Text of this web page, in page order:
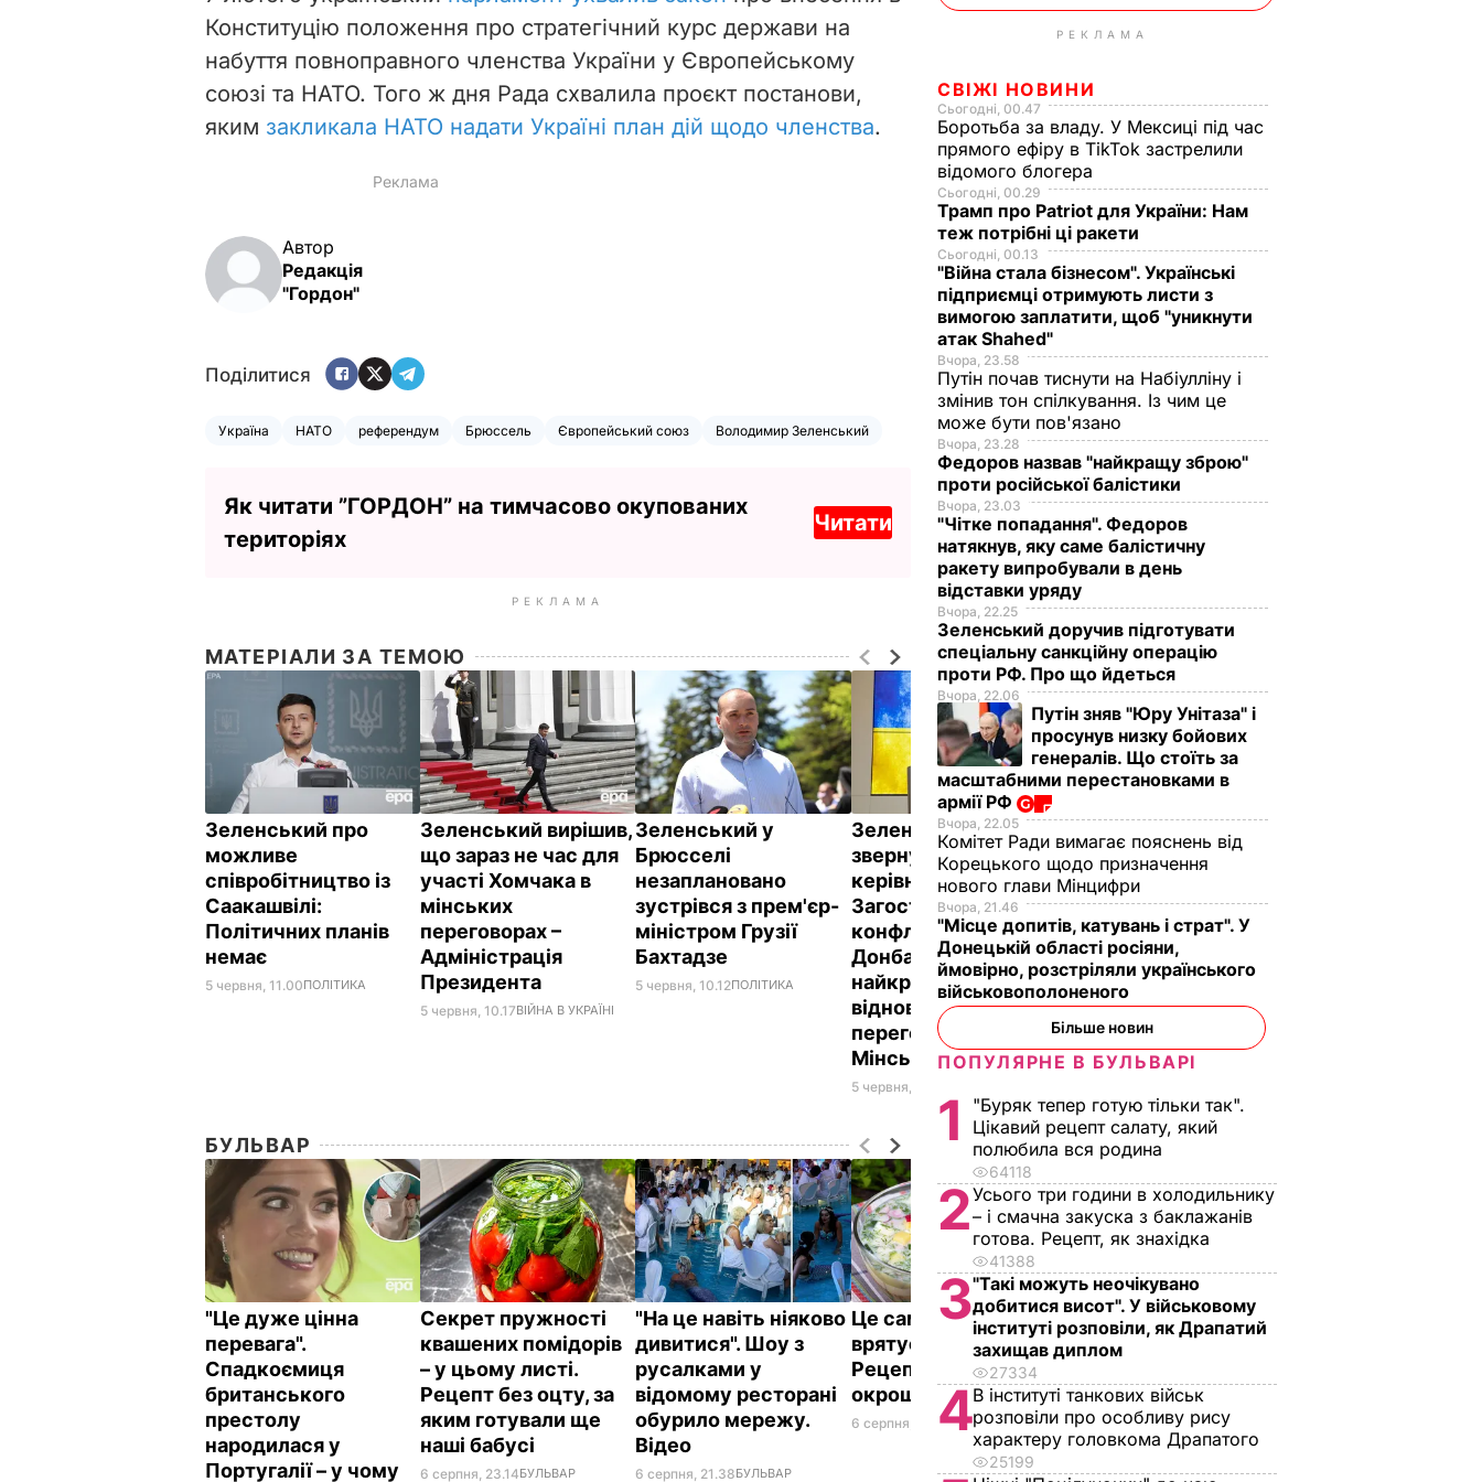
Конституцію положення про стратегічний курс держави на
набуття повноправного членства України у Європейському
союзі та НАТО. Того ж дня Рада схвалила проєкт постанови,
яким закликала НАТО надати Україні план дій щодо членства.
Автор
Редакція
"Гордон"
Поділитися
Україна НАТО референдум Брюссель Європейський союз Володимир Зеленський
Як читати ”ГОРДОН” на тимчасово окупованих
територіях
Читати
РЕКЛАМА
МАТЕРІАЛИ ЗА ТЕМОЮ
Зеленський про
можливе
співробітництво із
Саакашвілі:
Політичних планів
немає
5 червня, 11.00ПОЛІТИКА
Зеленський вирішив,
що зараз не час для
участі Хомчака в
мінських
переговорах –
Адміністрація
Президента
5 червня, 10.17ВІЙНА В УКРАЇНІ
Зеленський у
Брюсселі
незаплановано
зустрівся з прем'єр-
міністром Грузії
Бахтадзе
5 червня, 10.12ПОЛІТИКА
Зеленський: Хочу
звернутися до
керівництва Росії.
Загострення
конфлікту на
Донбасі – не
найкращий фон для
відновлення
переговорів у
Мінську
5 червня, 09.42
БУЛЬВАР
"Це дуже цінна
перевага".
Спадкоємиця
британського
престолу
народилася у
Португалії – у чому
Секрет пружності
квашених помідорів
– у цьому листі.
Рецепт без оцту, за
яким готували ще
наші бабусі
6 серпня, 23.14БУЛЬВАР
"На це навіть ніяково
дивитися". Шоу з
русалками у
відомому ресторані
обурило мережу.
Відео
6 серпня, 21.38БУЛЬВАР
Це саме те, що
врятує у спеку.
Рецепт смачнючої
окрошки
6 серпня, 18.21БУЛЬВАР
"Хрумкі зовні й ніжні
всередині".
смажені кабачки
6 серпня, 18.09БУЛЬВАР
РЕКЛАМА
СВІЖІ НОВИНИ
Сьогодні, 00.47
Боротьба за владу. У Мексиці під час
прямого ефіру в TikTok застрелили
відомого блогера
Сьогодні, 00.29
Трамп про Patriot для України: Нам
теж потрібні ці ракети
Сьогодні, 00.13
"Війна стала бізнесом". Українські
підприємці отримують листи з
вимогою заплатити, щоб "уникнути
атак Shahed"
Вчора, 23.58
Путін почав тиснути на Набіулліну і
змінив тон спілкування. Із чим це
може бути пов'язано
Вчора, 23.28
Федоров назвав "найкращу зброю"
проти російської балістики
Вчора, 23.03
"Чітке попадання". Федоров
натякнув, яку саме балістичну
ракету випробували в день
відставки уряду
Вчора, 22.25
Зеленський доручив підготувати
спеціальну санкційну операцію
проти РФ. Про що йдеться
Вчора, 22.06
Путін зняв "Юру Унітаза" і
просунув низку бойових
генералів. Що стоїть за
масштабними перестановками в
армії РФ
Вчора, 22.05
Комітет Ради вимагає пояснень від
Корецького щодо призначення
нового глави Мінцифри
Вчора, 21.46
"Місце допитів, катувань і страт". У
Донецькій області росіяни,
ймовірно, розстріляли українського
військовополоненого
Більше новин
ПОПУЛЯРНЕ В БУЛЬВАРІ
1
"Буряк тепер готую тільки так".
Цікавий рецепт салату, який
полюбила вся родина
64118
2Усього три години в холодильнику
– і смачна закуска з баклажанів
готова. Рецепт, як знахідка
41388
3"Такі можуть неочікувано
добитися висот". У військовому
інституті розповіли, як Драпатий
захищав диплом
27334
4В інституті танкових військ
розповіли про особливу рису
характеру головкома Драпатого
25199